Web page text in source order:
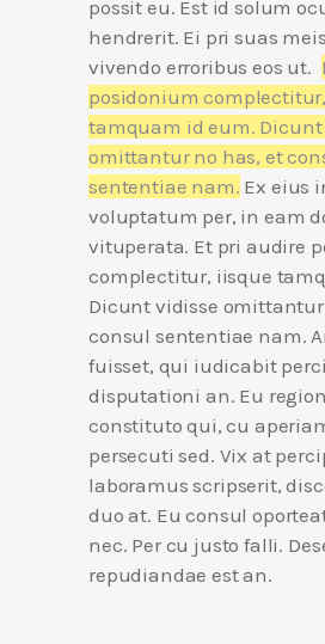
possit eu. Est id solum
hendrerit. Ei pri suas
vivendo erroribus eos ut.
posidonium
tamquam id eum. Dicunt
omittantur no has, et
sententiae nam. Ex eius
voluptatum per, in eam
vituperata. Et pri audire
complectitur, iisque
Dicunt vidisse omittantur
consul sententiae nam.
fuisset, qui iudicabit
disputationi an. Eu
constituto qui, cu
persecuti sed. Vix at
laboramus scripserit,
duo at. Eu consul
nec. Per cu justo falli.
repudiandae est an.